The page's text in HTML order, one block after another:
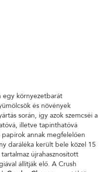
egy környezetbarát
és növények
során, így azok szemcséi a
illetve tapinthatóvá
annak megfelelően
daráléka került bele közel 15
újrahasznosított
állítják elő. A Crush